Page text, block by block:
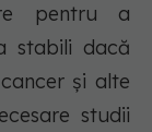
pentru a
stabili dacă
și alte
studii